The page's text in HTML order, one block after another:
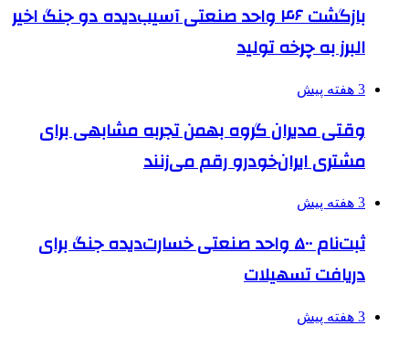
بازگشت ۴۶ واحد صنعتی آسیب‌دیده دو جنگ اخیر
البرز به چرخه تولید
3 هفته پیش
وقتی مدیران گروه بهمن تجربه مشابهی برای
مشتری ایران‌خودرو رقم می‌زنند
3 هفته پیش
ثبت‌نام ۵۰۰ واحد صنعتی خسارت‌دیده جنگ برای
دریافت تسهیلات
3 هفته پیش